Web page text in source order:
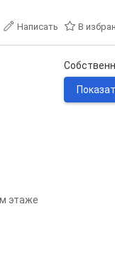
Написать В
этаже